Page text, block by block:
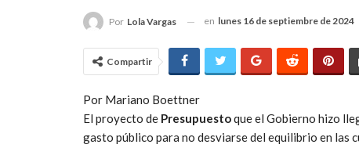
Por Lola Vargas en lunes 16 de septiembre de 2024
Compartir
Por Mariano Boettner
El proyecto de Presupuestoque el Gobierno hizo
gasto público para no desviarse del equilibrio en las